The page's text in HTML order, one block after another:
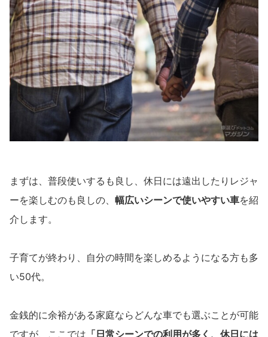
まずは、普段使いするも良し、休日には遠出したりレジャ
ーを楽しむのも良しの、 幅広いシーンで使いやすい車を紹
介します。
子育てが終わり、自分の時間を楽しめるようになる方も多
い50代。
金銭的に余裕がある家庭ならどんな車でも選ぶことが可能
ですが、ここでは 「日常シーンでの利用が多く、休日には